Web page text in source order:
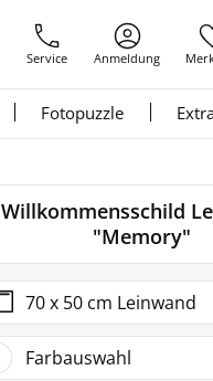
Service Anmeldung
Fotopuzzle
Willkommensschild
"Memory"
70 x 50 cm Leinwand
Farbauswahl